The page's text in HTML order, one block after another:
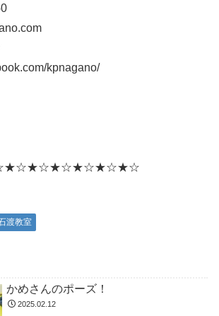
kpnagano/
渡教室
かめさんのポーズ！
2025.02.12